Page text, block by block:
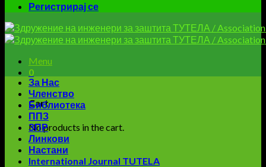
Регистрирај се
Menu
0
Cart
No products in the cart.
За Нас
Членство
Библиотека
ППЗ
ЗПР
Линкови
Настани
International Journal TUTELA